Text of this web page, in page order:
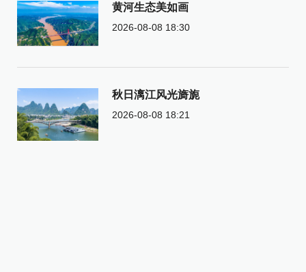
黄河生态美如画
2026-08-08 18:30
秋日漓江风光旖旎
2026-08-08 18:21